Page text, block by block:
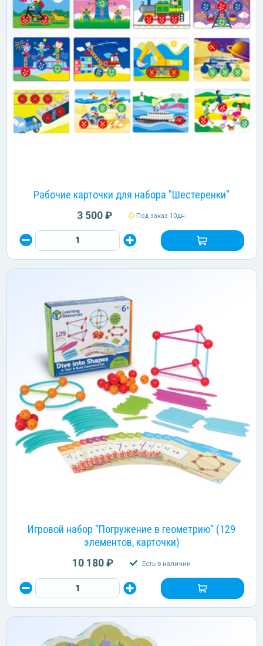
Рабочие карточки для набора "Шестеренки"
3 500 ₽ Под заказ 10дн.
Игровой набор "Погружение в геометрию" (129
элементов, карточки)
10 180 ₽ Есть в наличии